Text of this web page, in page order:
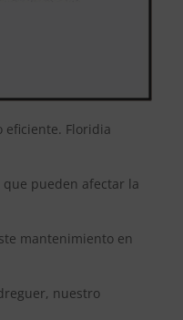
Floridia
pueden afectar la
mantenimiento en
nuestro